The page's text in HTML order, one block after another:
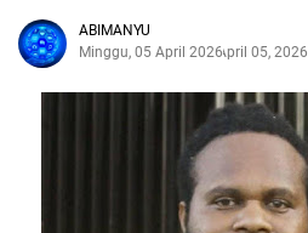
ABIMANYU
Minggu, 05 April 2026April 05, 2026